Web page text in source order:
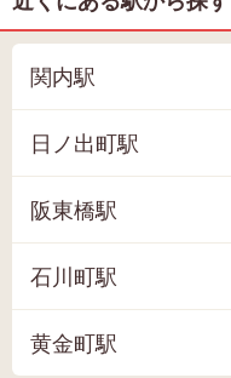
関内駅
日ノ出町駅
阪東橋駅
石川町駅
黄金町駅